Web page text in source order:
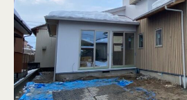
Leaf 家づくりと北欧雑貨の店
個人情報保護方針
© KASHIUCHI CONSTRUCTION CO.,LTD